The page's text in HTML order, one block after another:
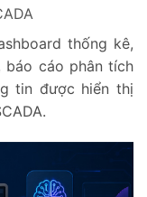
thống kê,
báo cáo phân tích
tin được hiển thị